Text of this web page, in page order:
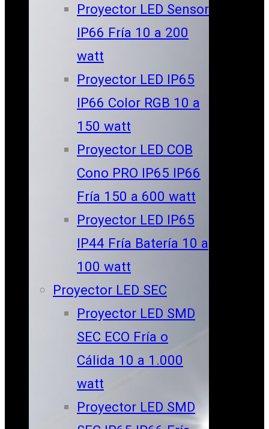
Proyector LED Sensor
IP66 Fría 10 a 200
watt
Proyector LED IP65
IP66 Color RGB 10 a
150 watt
Proyector LED COB
Cono PRO IP65 IP66
Fría 150 a 600 watt
Proyector LED IP65
IP44 Fría Batería 10 a
100 watt
Proyector LED SEC
Proyector LED SMD
SEC ECO Fría o
Cálida 10 a 1.000
watt
Proyector LED SMD